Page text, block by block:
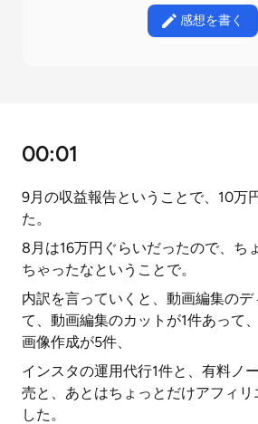
感想を書く
00:01
9月の収益報告ということで、10万
た。
8月は16万円ぐらいだったので、ち
ちゃったなということで。
内訳を言っていくと、動画編集の
て、動画編集のカットが1件あって
画像作成が5件、
インスタの運用代行1件と、有料ノ
売と、あとはちょっとだけアフィ
した。